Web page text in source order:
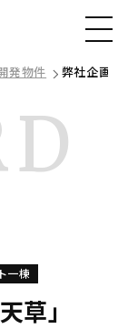
発物件 弊社企画物
一棟
草」